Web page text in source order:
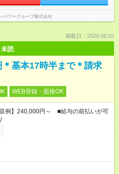
パワーグループ株式会社
掲載日：2026.08.02
未読
基本17時半まで＊請求
WEB登録・面接OK
例】240,000円～ ■給与の前払いが可